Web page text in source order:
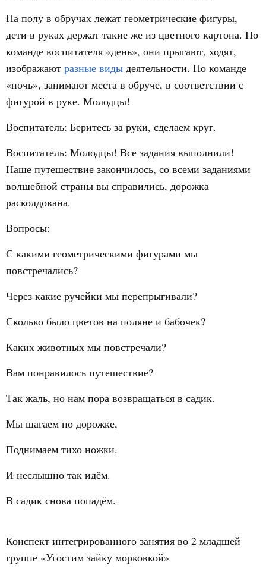
На полу в обручах лежат геометрические фигуры,
дети в руках держат такие же из цветного картона. По
команде воспитателя «день», они прыгают, ходят,
изображают разные виды деятельности. По команде
«ночь», занимают места в обруче, в соответствии с
фигурой в руке. Молодцы!
Воспитатель: Беритесь за руки, сделаем круг.
Воспитатель: Молодцы! Все задания выполнили!
Наше путешествие закончилось, со всеми заданиями
волшебной страны вы справились, дорожка
расколдована.
Вопросы:
С какими геометрическими фигурами мы
повстречались?
Через какие ручейки мы перепрыгивали?
Сколько было цветов на поляне и бабочек?
Каких животных мы повстречали?
Вам понравилось путешествие?
Так жаль, но нам пора возвращаться в садик.
Мы шагаем по дорожке,
Поднимаем тихо ножки.
И неслышно так идём.
В садик снова попадём.
Конспект интегрированного занятия во 2 младшей
группе «Угостим зайку морковкой»